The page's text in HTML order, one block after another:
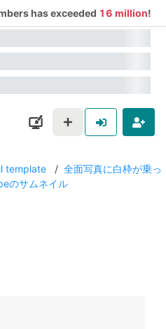
has exceeded 16 million!
template / 全面写真に白枠が乗っ
のサムネイル